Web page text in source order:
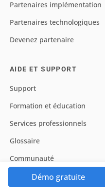
Démo gratuite
Partenaires implémentation
Partenaires technologiques
Devenez partenaire
AIDE ET SUPPORT
Support
Formation et éducation
Services professionnels
Glossaire
Communauté
Documentation